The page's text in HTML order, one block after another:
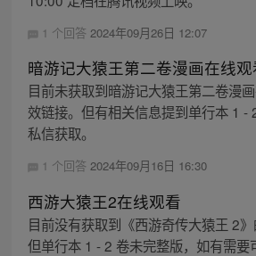
1 个回答 2024年09月26日 12:07
暗游记大猿王第二卷漫画在线观
目前未获取到暗游记大猿王第二卷漫
效链接。但有相关信息提到单行本 1 -
私信获取。
1 个回答 2024年09月16日 16:30
西游大猿王2在线观看
目前没有获取到《西游奇传大猿王 2》
但单行本 1 - 2 卷未完整版，如有需要